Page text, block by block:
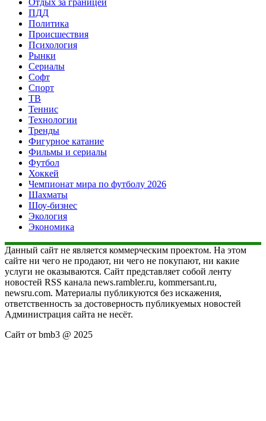
ПДД
Политика
Происшествия
Психология
Рынки
Сериалы
Софт
Спорт
ТВ
Теннис
Технологии
Тренды
Фигурное катание
Фильмы и сериалы
Футбол
Хоккей
Чемпионат мира по футболу 2026
Шахматы
Шоу-бизнес
Экология
Экономика
Данный сайт не является коммерческим проектом. На этом
сайте ни чего не продают, ни чего не покупают, ни какие
услуги не оказываются. Сайт представляет собой ленту
новостей RSS канала news.rambler.ru, kommersant.ru,
newsru.com. Материалы публикуются без искажения,
ответственность за достоверность публикуемых новостей
Администрация сайта не несёт.
Сайт от bmb3 @ 2025